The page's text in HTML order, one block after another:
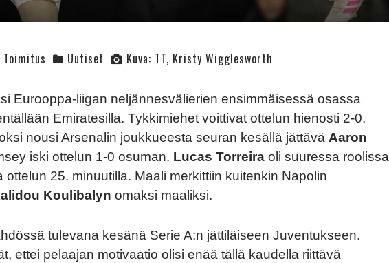
Toimitus Uutiset Kuva: TT, Kristy Wigglesworth
Eurooppa-liigan neljännesvälierien ensimmäisessä osassa
Emiratesilla. Tykkimiehet voittivat ottelun hienosti 2-0.
nousi Arsenalin joukkueesta seuran kesällä jättävä Aaron
iski ottelun 1-0 osuman. Lucas Torreira oli suuressa roolissa
ottelun 25. minuutilla. Maali merkittiin kuitenkin Napolin
Koulibalyn omaksi maaliksi.
tulevana kesänä Serie A:n jättiläiseen Juventukseen.
ettei pelaajan motivaatio olisi enää tällä kaudella riittävä